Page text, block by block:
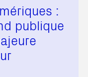
:
publique